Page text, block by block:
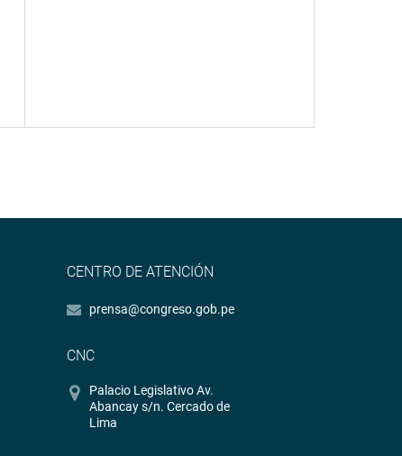
CENTRO DE ATENCIÓN
prensa@congreso.gob.pe
CNC
Palacio Legislativo Av.
Abancay s/n. Cercado de
Lima